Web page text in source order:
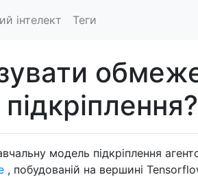
інтелект Теги
модель підкріплення
, побудованій на вершині